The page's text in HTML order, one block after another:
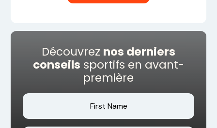
Découvrez nos derniers
conseils sportifs en avant-
première